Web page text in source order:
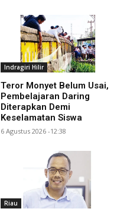
Indragiri Hilir
Teror Monyet Belum Usai,
Pembelajaran Daring
Diterapkan Demi
Keselamatan Siswa
6 Agustus 2026 -12:38
Riau